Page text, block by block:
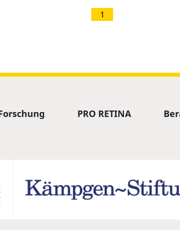
1
PRO RETINA